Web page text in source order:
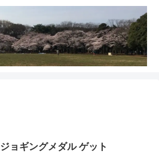
ジョギングメダル ゲット